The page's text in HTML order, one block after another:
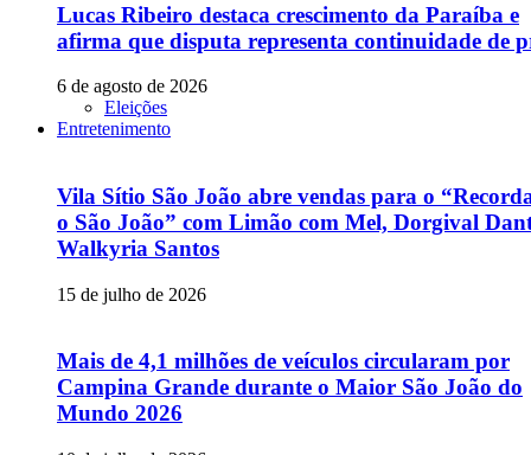
Lucas Ribeiro destaca crescimento da Paraíba e
afirma que disputa representa continuidade de
6 de agosto de 2026
Eleições
Entretenimento
Vila Sítio São João abre vendas para o
o São João” com Limão com Mel, Dorgival
Walkyria Santos
15 de julho de 2026
Mais de 4,1 milhões de veículos circularam por
Campina Grande durante o Maior São João do
Mundo 2026